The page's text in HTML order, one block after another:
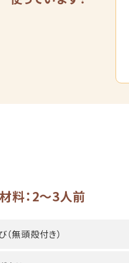
材料：2～3人前
（無頭殻付き）